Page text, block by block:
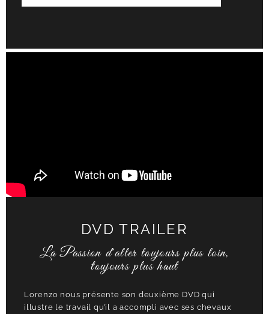
DVD TRAILER
La Passion d'aller toujours plus loin,
toujours plus haut
Lorenzo nous présente son deuxième DVD qui
illustre le travail qu’il a accompli avec ses chevaux